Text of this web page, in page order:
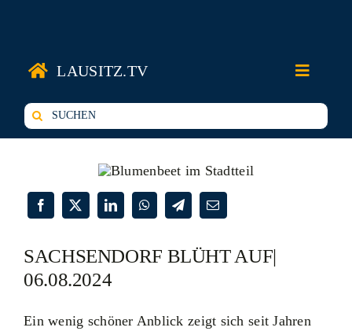
LAUSITZ.TV
Toggle
Suche
nach:
SACHSENDORF BLÜHT AUF|
06.08.2024
Ein wenig schöner Anblick zeigt sich seit Jahren